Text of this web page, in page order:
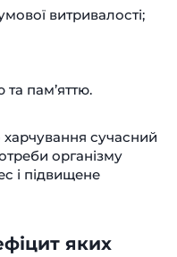
витривалості;
пам’яттю.
сучасний
організму
і підвищене
яких